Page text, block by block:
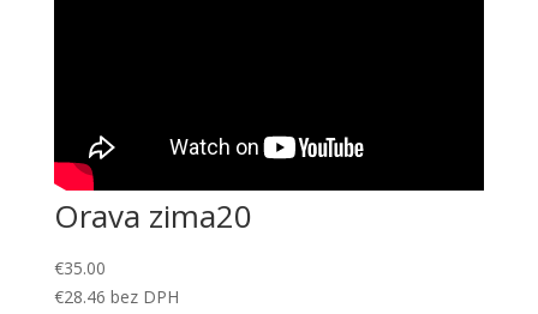
Orava zima20
€35.00
€28.46 bez DPH